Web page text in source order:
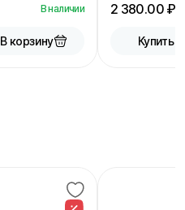
В наличии
В корзину
2 380.00₽ /
Купить в